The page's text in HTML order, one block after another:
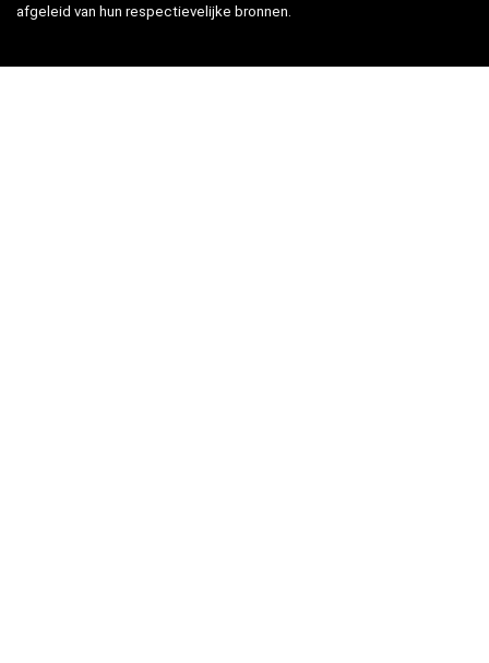
afgeleid van hun respectievelijke bronnen.